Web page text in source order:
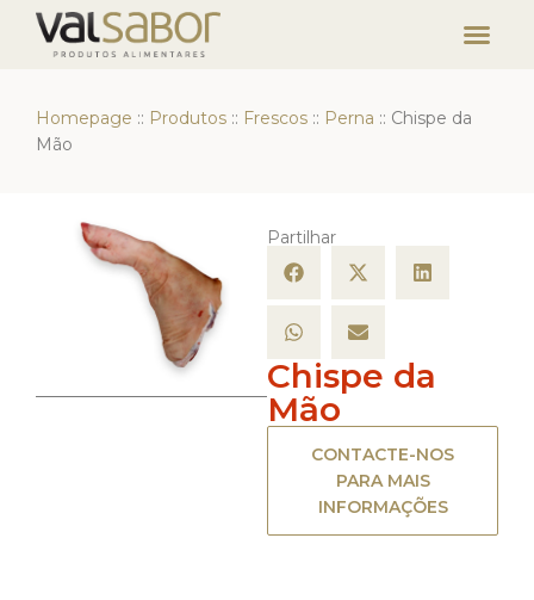
Homepage :: Produtos :: Frescos :: Perna :: Chispe da
Mão
Partilhar
Chispe da
Mão
CONTACTE-NOS
PARA MAIS
INFORMAÇÕES